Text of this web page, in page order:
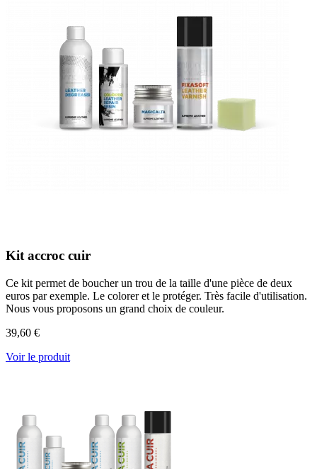
Kit accroc cuir
Ce kit permet de boucher un trou de la taille d'une pièce de deux
euros par exemple. Le colorer et le protéger. Très facile d'utilisation.
Nous vous proposons un grand choix de couleur.
39,60 €
Voir le produit